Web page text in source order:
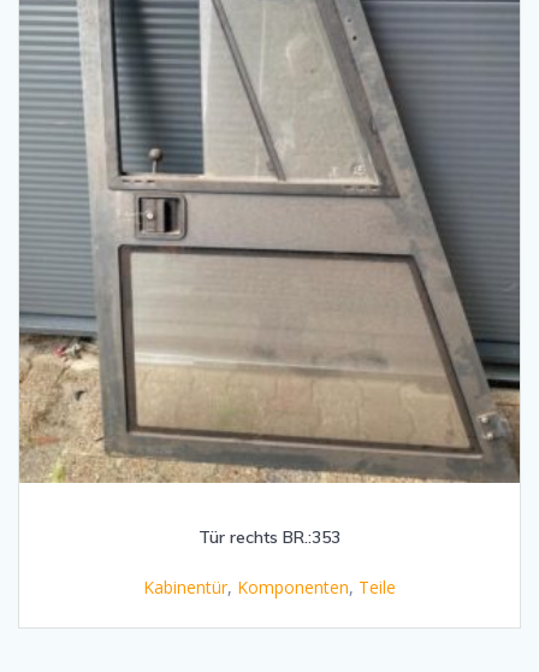
Tür rechts BR.:353
Kabinentür, Komponenten, Teile